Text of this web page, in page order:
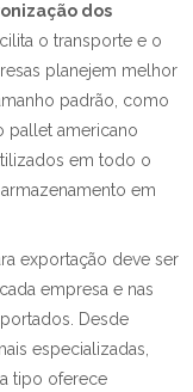
dos
o transporte e o
planejem melhor
padrão, como
pallet americano
em todo o
em
exportação deve ser
empresa e nas
Desde
especializadas,
tipo oferece